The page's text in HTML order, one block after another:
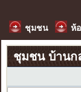
ชุมชน ห้
ชุมชน บ้านก